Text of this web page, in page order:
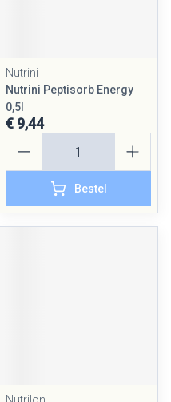
Nutrini
Nutrini Peptisorb Energy
0,5l
€ 9,44
Bestel